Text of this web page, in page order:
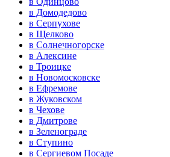
в Домодедово
в Серпухове
в Щелково
в Солнечногорске
в Алексине
в Троицке
в Новомосковске
в Ефремове
в Жуковском
в Чехове
в Дмитрове
в Зеленограде
в Ступино
в Сергиевом Посаде